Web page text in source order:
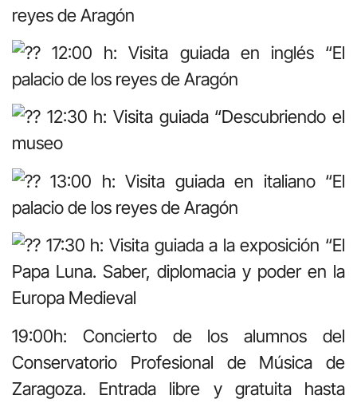
reyes de Aragón
12:00 h: Visita guiada en inglés “El
palacio de los reyes de Aragón
12:30 h: Visita guiada “Descubriendo el
museo
13:00 h: Visita guiada en italiano “El
palacio de los reyes de Aragón
17:30 h: Visita guiada a la exposición “El
Papa Luna. Saber, diplomacia y poder en la
Europa Medieval
19:00h: Concierto de los alumnos del
Conservatorio Profesional de Música de
Zaragoza. Entrada libre y gratuita hasta